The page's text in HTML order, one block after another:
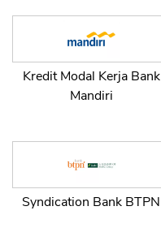
Kredit Modal Kerja Bank
Mandiri
Syndication Bank BTPN